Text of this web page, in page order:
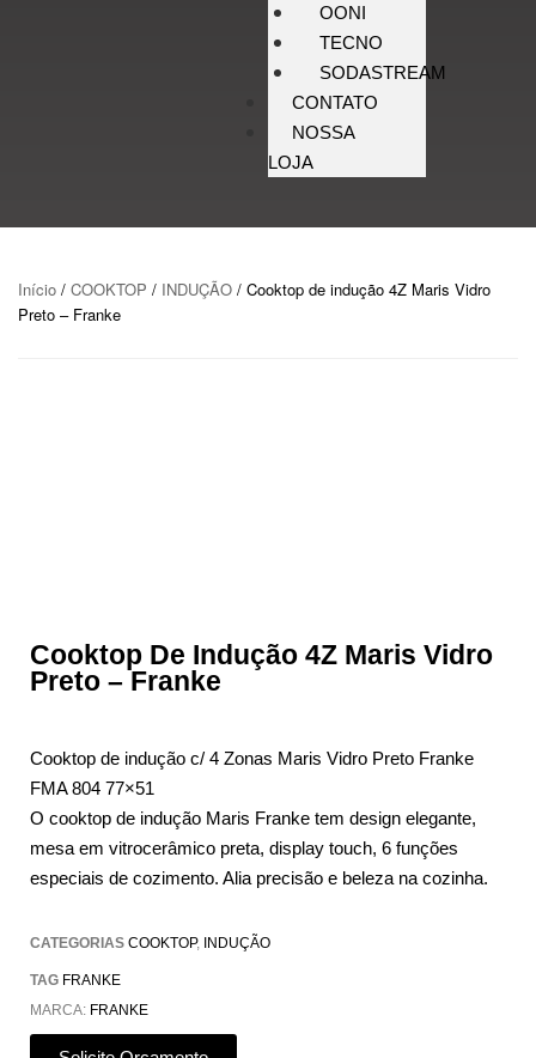
OONI
TECNO
SODASTREAM
CONTATO
NOSSA
LOJA
Início / COOKTOP / INDUÇÃO / Cooktop de indução 4Z Maris Vidro
Preto – Franke
Cooktop De Indução 4Z Maris Vidro
Preto – Franke
Cooktop de indução c/ 4 Zonas Maris Vidro Preto Franke
FMA 804 77×51
O cooktop de indução Maris Franke tem design elegante,
mesa em vitrocerâmico preta, display touch, 6 funções
especiais de cozimento. Alia precisão e beleza na cozinha.
CATEGORIAS COOKTOP, INDUÇÃO
TAG FRANKE
MARCA: FRANKE